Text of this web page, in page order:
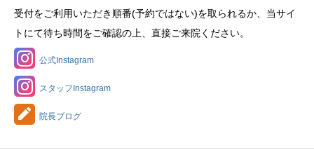
受付をご利用いただき順番(予約ではない)を取られるか、当サイ
トにて待ち時間をご確認の上、直接ご来院ください。
公式Instagram
スタッフInstagram
院長ブログ